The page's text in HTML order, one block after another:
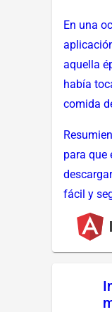
En una
aquella
había
comida
para que
fácil y